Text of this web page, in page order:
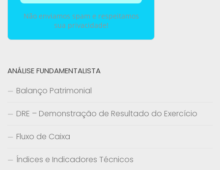
Não enviamos spam e respeitamos
sua privacidade!
ANÁLISE FUNDAMENTALISTA
Balanço Patrimonial
DRE – Demonstração de Resultado do Exercício
Fluxo de Caixa
Índices e Indicadores Técnicos